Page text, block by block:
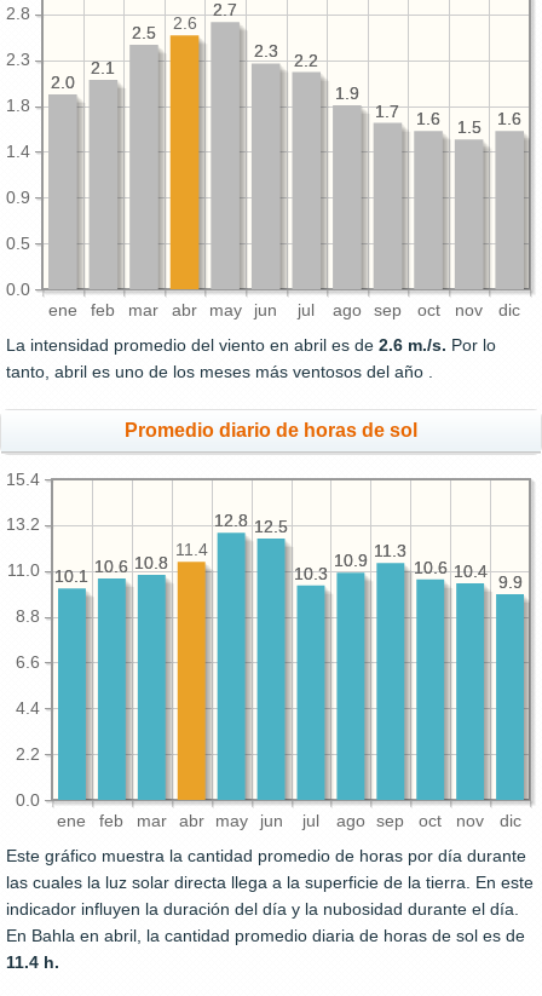
ene feb mar abr may jun jul ago sep oct nov dic
0.0
0.5
0.9
1.4
1.8
2.3
2.8
1.6
1.5
1.6
1.7
1.9
2.2
2.3
2.7
2.5
2.1
2.0
1.6
1.5
1.6
1.7
1.9
2.2
2.3
2.7
2.6
2.5
2.1
2.0
La intensidad promedio del viento en abril es de 2.6 m./s. Por lo
tanto, abril es uno de los meses más ventosos del año .
Promedio diario de horas de sol
ene feb mar abr may jun jul ago sep oct nov dic
0.0
2.2
4.4
6.6
8.8
11.0
13.2
15.4
9.9
10.4
10.6
11.3
10.9
10.3
12.5
12.8
10.8
10.6
10.1 9.9
10.4
10.6
11.3
10.9
10.3
12.5
12.8
11.4
10.8
10.6
10.1
Este gráfico muestra la cantidad promedio de horas por día durante
las cuales la luz solar directa llega a la superficie de la tierra. En este
indicador influyen la duración del día y la nubosidad durante el día.
En Bahla en abril, la cantidad promedio diaria de horas de sol es de
11.4 h.